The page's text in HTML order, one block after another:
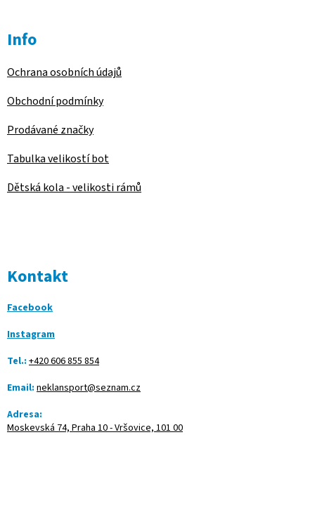
Info
Ochrana osobních údajů
Obchodní podmínky
Prodávané značky
Tabulka velikostí bot
Dětská kola - velikosti rámů
Kontakt
Facebook
Instagram
Tel.: +420 606 855 854
Email: neklansport@seznam.cz
Adresa:
Moskevská 74, Praha 10 - Vršovice, 101 00